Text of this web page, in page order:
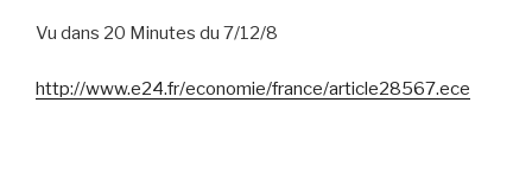
Vu dans 20 Minutes du 7/12/8
http://www.e24.fr/economie/france/article28567.ece